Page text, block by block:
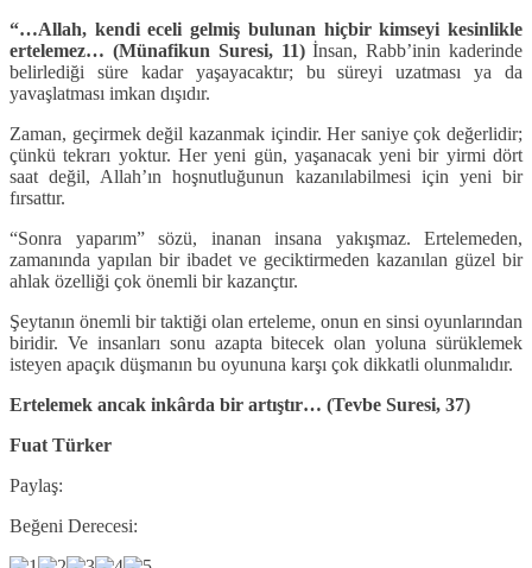
“…Allah, kendi eceli gelmiş bulunan hiçbir kimseyi kesinlikle
ertelemez… (Münafikun Suresi, 11)İnsan, Rabb’inin kaderinde
belirlediği süre kadar yaşayacaktır; bu süreyi uzatması ya da
yavaşlatması imkan dışıdır.
Zaman, geçirmek değil kazanmak içindir. Her saniye çok değerlidir;
çünkü tekrarı yoktur. Her yeni gün, yaşanacak yeni bir yirmi dört
saat değil, Allah’ın hoşnutluğunun kazanılabilmesi için yeni bir
fırsattır.
“Sonra yaparım” sözü, inanan insana yakışmaz. Ertelemeden,
zamanında yapılan bir ibadet ve geciktirmeden kazanılan güzel bir
ahlak özelliği çok önemli bir kazançtır.
Şeytanın önemli bir taktiği olan erteleme, onun en sinsi oyunlarından
biridir. Ve insanları sonu azapta bitecek olan yoluna sürüklemek
isteyen apaçık düşmanın bu oyununa karşı çok dikkatli olunmalıdır.
Ertelemek ancak inkârda bir artıştır… (Tevbe Suresi, 37)
Fuat Türker
Paylaş:
Beğeni Derecesi: